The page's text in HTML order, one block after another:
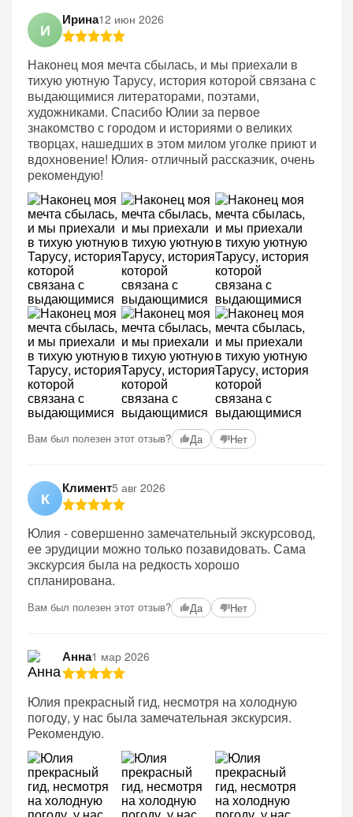
И
Ирина12 июн 2026
Наконец моя мечта сбылась, и мы приехали в
тихую уютную Тарусу, история которой связана с
выдающимися литераторами, поэтами,
художниками. Спасибо Юлии за первое
знакомство с городом и историями о великих
творцах, нашедших в этом милом уголке приют и
вдохновение! Юлия- отличный рассказчик, очень
рекомендую!
Вам был полезен этот отзыв? Да Нет
К
Климент5 авг 2026
Юлия - совершенно замечательный экскурсовод,
ее эрудиции можно только позавидовать. Сама
экскурсия была на редкость хорошо
спланирована.
Вам был полезен этот отзыв? Да Нет
Анна1 мар 2026
Юлия прекрасный гид, несмотря на холодную
погоду, у нас была замечательная экскурсия.
Рекомендую.